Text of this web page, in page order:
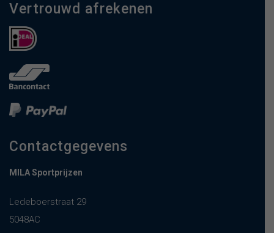
Vertrouwd afrekenen
Contactgegevens
MILA Sportprijzen
Ledeboerstraat 29
5048AC